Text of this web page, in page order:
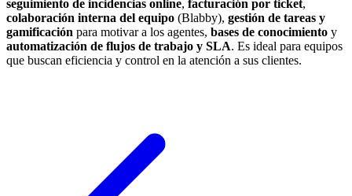
seguimiento de incidencias online, facturación por ticket,
colaboración interna del equipo (Blabby), gestión de tareas y
gamificación para motivar a los agentes, bases de conocimiento y
automatización de flujos de trabajo y SLA. Es ideal para equipos
que buscan eficiencia y control en la atención a sus clientes.